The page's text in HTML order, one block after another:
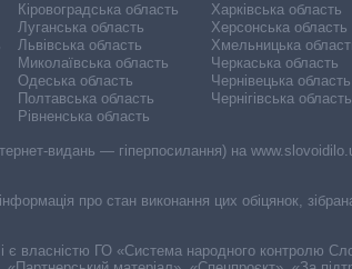
Кіровоградська область
Луганська область
Львівська область
Миколаївська область
Одеська область
Полтавська область
Рівненська область
Харківська область
Херсонська область
Хмельницька
Черкаська область
Чернівецька область
Чернігівська область
видань — гіперпосилання) на
про стан виконання цих обіцянок,
є власністю ГО «Система народного контролю